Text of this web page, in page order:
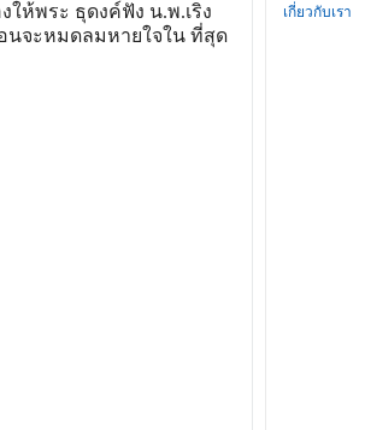
ห้พระ ธุดงค์ฟัง น.พ.เริง
นจะหมดลมหายใจใน ที่สุด
เกี่ยวกับเรา